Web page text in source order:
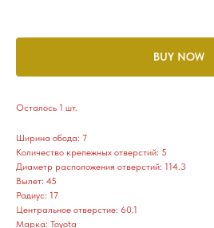
BUY NOW
Осталось 1 шт.
Ширина обода: 7
Количество крепежных отверстий: 5
Диаметр расположения отверстий: 114.3
Вылет: 45
Радиус: 17
Центральное отверстие: 60.1
Марка: Toyota